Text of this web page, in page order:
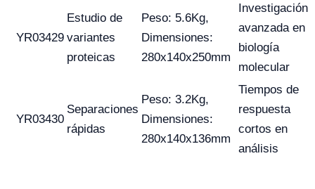
YR03429
Estudio de
variantes
proteicas
Peso: 5.6Kg,
Dimensiones:
280x140x250mm
Investigación
avanzada en
biología
molecular
YR03430
Separaciones
rápidas
Peso: 3.2Kg,
Dimensiones:
280x140x136mm
Tiempos de
respuesta
cortos en
análisis